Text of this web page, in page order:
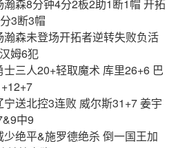
森8分钟4分2板2助1断1帽 开拓
3断3帽
森未登场开拓者逆转失败负活
姆6犯
三人20+轻取魔术 库里26+6 巴
送北控3连败 威尔斯31+7 姜宇
中9
绝平&施罗德绝杀 倒一国王加